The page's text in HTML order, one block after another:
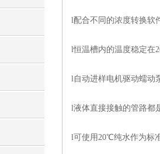
l配合不同的浓度转换软
l恒温槽内的温度稳定在
l自动进样电机驱动蠕动
l液体直接接触的管路都
l可使用20℃纯水作为标